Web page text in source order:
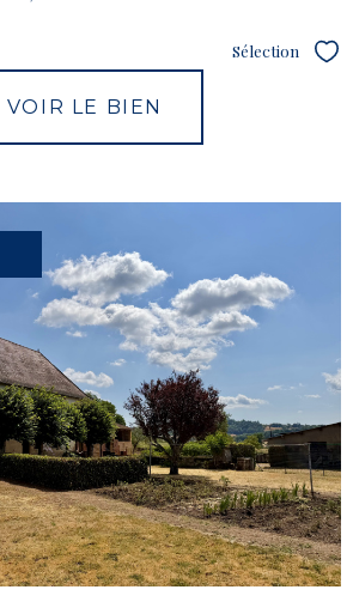
Sélection
VOIR LE BIEN